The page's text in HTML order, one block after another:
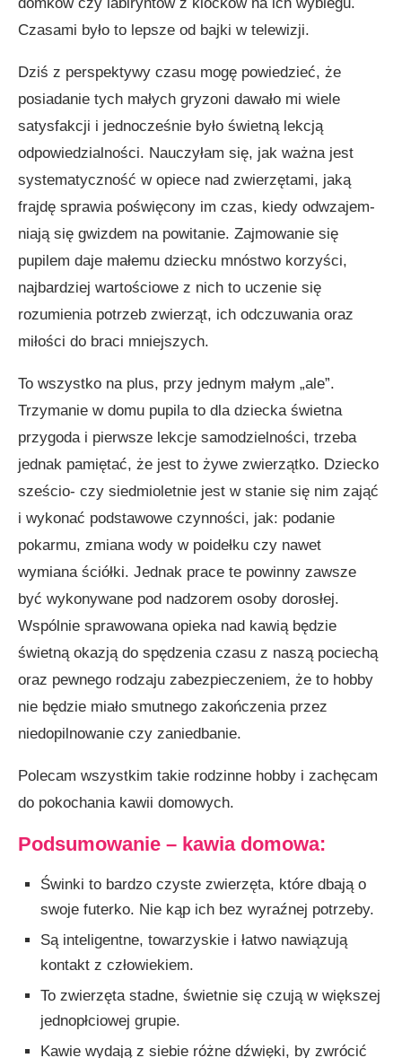
Czasami było to lepsze od bajki w telewizji.
Dziś z perspektywy czasu mogę powiedzieć, że
posiadanie tych małych gryzoni dawało mi wiele
satysfakcji i jednocześnie było świetną lekcją
odpowiedzialności. Nauczy­łam się, jak ważna jest
systematyczność w opiece nad zwierzę­tami, jaką
frajdę sprawia poświęcony im czas, kiedy odwzajem­
niają się gwizdem na powitanie. Zajmowanie się
pupilem daje małemu dziecku mnóstwo korzyści,
najbardziej wartościowe z nich to uczenie się
rozumienia potrzeb zwierząt, ich odczuwa­nia oraz
miłości do braci mniejszych.
To wszystko na plus, przy jednym małym „ale”.
Trzymanie w domu pupila to dla dziecka świetna
przygoda i pierwsze lekcje samodzielności, trzeba
jednak pamiętać, że jest to żywe zwierzątko. Dziecko
sześcio- czy siedmioletnie jest w stanie się nim zająć
i wykonać podstawowe czynności, jak: podanie
pokarmu, zmiana wody w poidełku czy nawet
wymiana ściółki. Jednak prace te powinny zawsze
być wyko­nywane pod nadzorem osoby dorosłej.
Wspólnie sprawowana opieka nad kawią będzie
świetną okazją do spędzenia czasu z naszą pociechą
oraz pewnego rodza­ju zabezpieczeniem, że to hobby
nie będzie miało smutnego zakończenia przez
niedopilnowanie czy zaniedbanie.
Polecam wszystkim takie rodzinne hobby i zachęcam
do pokochania kawii domowych.
Podsumowanie – kawia domowa:
Świnki to bardzo czyste zwierzęta, które dbają o
swoje futer­ko. Nie kąp ich bez wyraźnej potrzeby.
Są inteligentne, towarzyskie i łatwo nawiązują
kontakt z człowiekiem.
To zwierzęta stadne, świetnie się czują w większej
jedno­płciowej grupie.
Kawie wydają z siebie różne dźwięki, by zwrócić